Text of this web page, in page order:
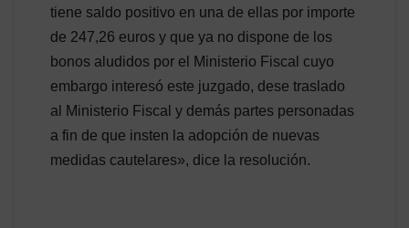
tiene saldo positivo en una de ellas por importe
de 247,26 euros y que ya no dispone de los
bonos aludidos por el Ministerio Fiscal cuyo
embargo interesó este juzgado, dese traslado
al Ministerio Fiscal y demás partes personadas
a fin de que insten la adopción de nuevas
medidas cautelares», dice la resolución.